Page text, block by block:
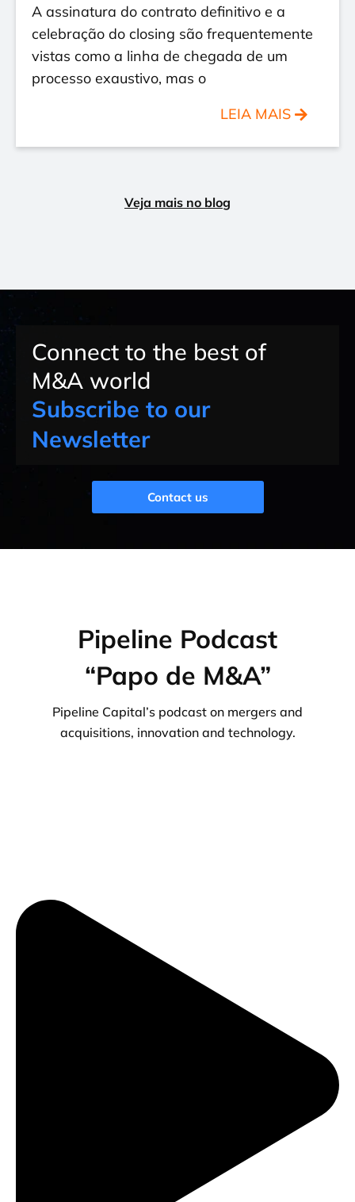
A assinatura do contrato definitivo e a
celebração do closing são frequentemente
vistas como a linha de chegada de um
processo exaustivo, mas o
LEIA MAIS
Veja mais no blog
Connect to the best of
M&A world
Subscribe to our
Newsletter
Contact us
Pipeline Podcast
“Papo de M&A”
Pipeline Capital’s podcast on mergers and
acquisitions, innovation and technology.